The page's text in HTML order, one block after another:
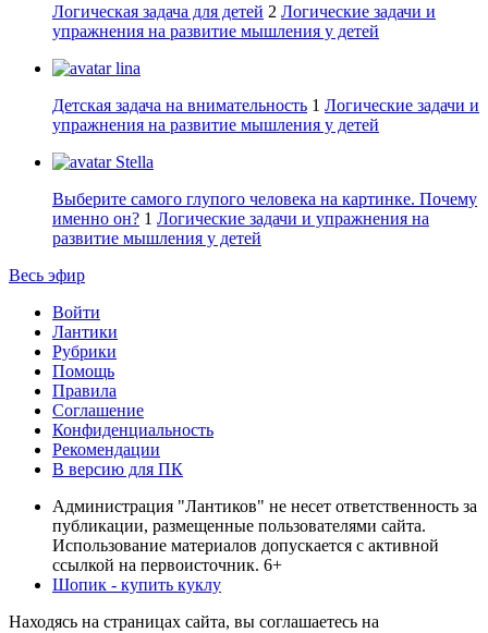
Логическая задача для детей 2 Логические задачи и
упражнения на развитие мышления у детей
lina
Детская задача на внимательность 1 Логические задачи и
упражнения на развитие мышления у детей
Stella
Выберите самого глупого человека на картинке. Почему
именно он? 1 Логические задачи и упражнения на
развитие мышления у детей
Весь эфир
Войти
Лантики
Рубрики
Помощь
Правила
Соглашение
Конфиденциальность
Рекомендации
В версию для ПК
Администрация "Лантиков" не несет ответственность за
публикации, размещенные пользователями сайта.
Использование материалов допускается с активной
ссылкой на первоисточник. 6+
Шопик - купить куклу
Находясь на страницах сайта, вы соглашаетесь на